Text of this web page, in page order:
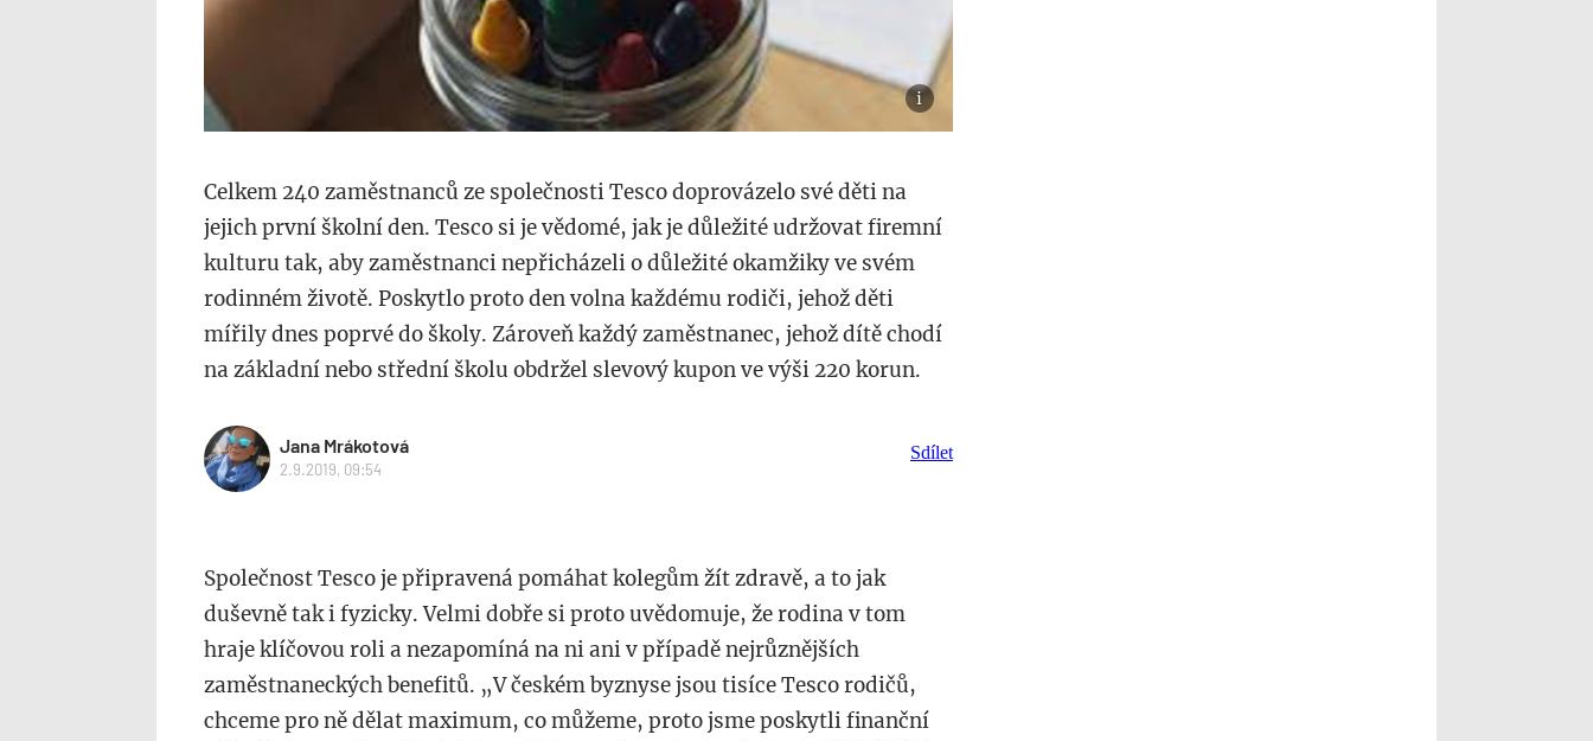
Celkem 240 zaměstnanců ze společnosti Tesco doprovázelo své děti na
jejich první školní den. Tesco si je vědomé, jak je důležité udržovat firemní
kulturu tak, aby zaměstnanci nepřicházeli o důležité okamžiky ve svém
rodinném životě. Poskytlo proto den volna každému rodiči, jehož děti
mířily dnes poprvé do školy. Zároveň každý zaměstnanec, jehož dítě chodí
na základní nebo střední školu obdržel slevový kupon ve výši 220 korun.
Jana Mrákotová
2.9.2019, 09:54
Sdílet
Společnost Tesco je připravená pomáhat kolegům žít zdravě, a to jak
duševně tak i fyzicky. Velmi dobře si proto uvědomuje, že rodina v tom
hraje klíčovou roli a nezapomíná na ni ani v případě nejrůznějších
zaměstnaneckých benefitů. „V českém byznyse jsou tisíce Tesco rodičů,
chceme pro ně dělat maximum, co můžeme, proto jsme poskytli finanční